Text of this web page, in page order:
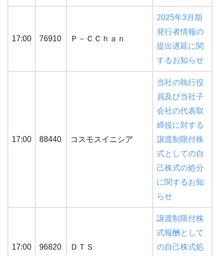
17:00 76910 Ｐ－ＣＣｈａｎ
2025年3月期
発行者情報の
提出遅延に関
するお知らせ
17:00 88440 コスモスイニシア
当社の執行役
員及び当社子
会社の代表取
締役に対する
譲渡制限付株
式としての自
己株式の処分
に関するお知
らせ
17:00 96820 ＤＴＳ
譲渡制限付株
式報酬として
の自己株式処